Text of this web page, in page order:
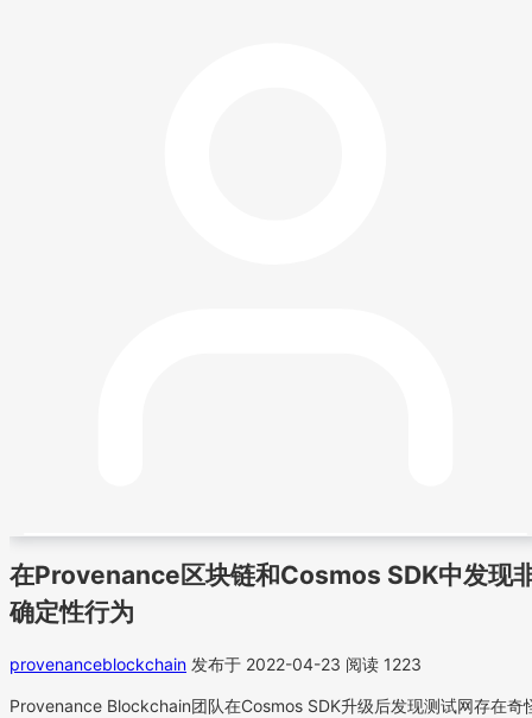
在Provenance区块链和Cosmos SDK中发现
确定性行为
provenanceblockchain 发布于 2022-04-23 阅读 1223
Provenance Blockchain团队在Cosmos SDK升级后发现测试网存在奇